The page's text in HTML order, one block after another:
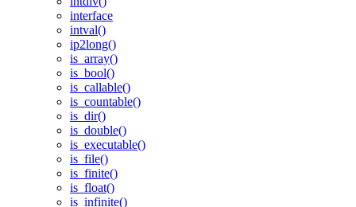
interface
intval()
ip2long()
is_array()
is_bool()
is_callable()
is_countable()
is_dir()
is_double()
is_executable()
is_file()
is_finite()
is_float()
is_infinite()